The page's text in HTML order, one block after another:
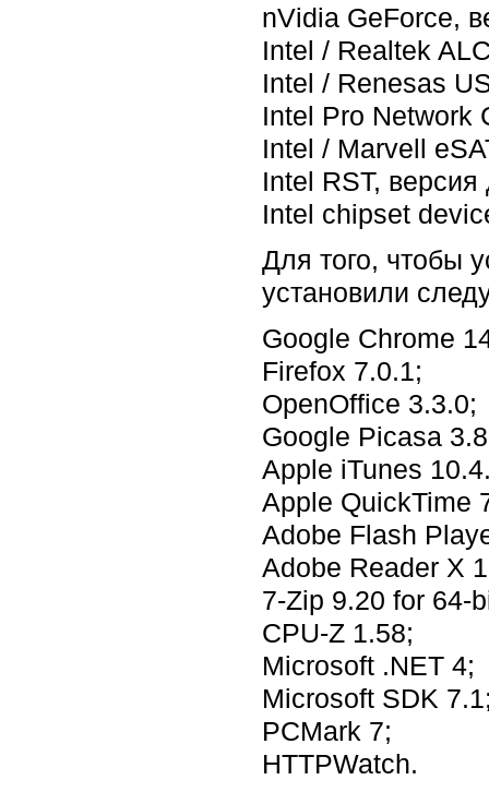
nVidia GeForce,
Intel / Realtek
Intel / Renesas
Intel Pro Network
Intel / Marvell
Intel RST,
Intel chipset
Для того, чтобы
установили
Google Chrome
Firefox 7.0.1;
OpenOffice 3.3.0;
Google Picasa
Apple iTunes
Apple QuickTime
Adobe Flash
Adobe Reader X
7-Zip 9.20 for 64-
CPU-Z 1.58;
Microsoft .NET 4;
Microsoft SDK
PCMark 7;
HTTPWatch.